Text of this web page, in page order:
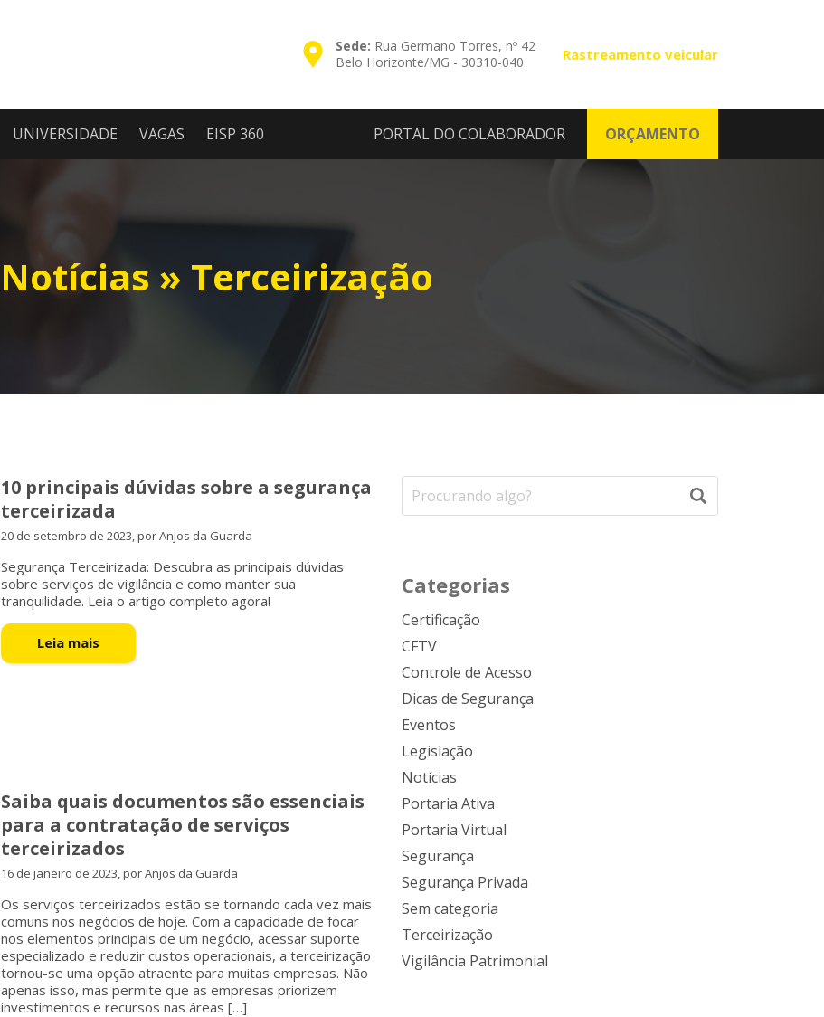
Sede: Rua Germano Torres, nº 42
Belo Horizonte/MG - 30310-040
Rastreamento veicular
UNIVERSIDADE VAGAS EISP 360 PORTAL DO COLABORADOR ORÇAMENTO
Notícias » Terceirização
10 principais dúvidas sobre a segurança
terceirizada
20 de setembro de 2023, por Anjos da Guarda
Segurança Terceirizada: Descubra as principais dúvidas
sobre serviços de vigilância e como manter sua
tranquilidade. Leia o artigo completo agora!
Leia mais
Saiba quais documentos são essenciais
para a contratação de serviços
terceirizados
16 de janeiro de 2023, por Anjos da Guarda
Os serviços terceirizados estão se tornando cada vez mais
comuns nos negócios de hoje. Com a capacidade de focar
nos elementos principais de um negócio, acessar suporte
especializado e reduzir custos operacionais, a terceirização
tornou-se uma opção atraente para muitas empresas. Não
apenas isso, mas permite que as empresas priorizem
investimentos e recursos nas áreas […]
Categorias
Certificação
CFTV
Controle de Acesso
Dicas de Segurança
Eventos
Legislação
Notícias
Portaria Ativa
Portaria Virtual
Segurança
Segurança Privada
Sem categoria
Terceirização
Vigilância Patrimonial